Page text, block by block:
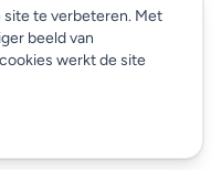
voorbehouden.
site te verbeteren. Met
beeld van
werkt de site